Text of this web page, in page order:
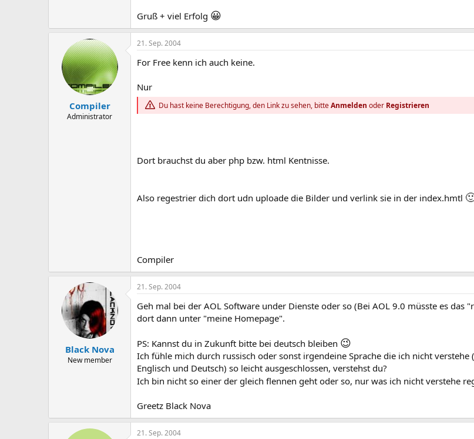
Gruß + viel Erfolg 😀
Compiler
Administrator
21. Sep. 2004
For Free kenn ich auch keine.
Nur
Du hast keine Berechtigung, den Link zu sehen, bitteAnmelden oder Registrieren
Dort brauchst du aber php bzw. html Kentnisse.
Also regestrier dich dort udn uploade die Bilder und verlink sie in der index.hmtl
Compiler
Black Nova
New member
21. Sep. 2004
Geh mal bei der AOL Software under Dienste oder so (Bei AOL 9.0 müsste es das
dort dann unter "meine Homepage".
PS: Kannst du in Zukunft bitte bei deutsch bleiben 😉
Ich fühle mich durch russisch oder sonst irgendeine Sprache die ich nicht verstehe
Englisch und Deutsch) so leicht ausgeschlossen, verstehst du?
Ich bin nicht so einer der gleich flennen geht oder so, nur was ich nicht verstehe
Greetz Black Nova
21. Sep. 2004